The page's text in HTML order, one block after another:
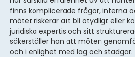
finns komplicerade frågor, interna
mötet riskerar att bli otydligt eller
juridiska expertis och sitt
säkerställer han att möten
och i enlighet med lag och stadgar.